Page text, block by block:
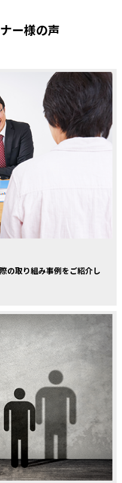
ー様の声
の取り組み事例をご紹介し